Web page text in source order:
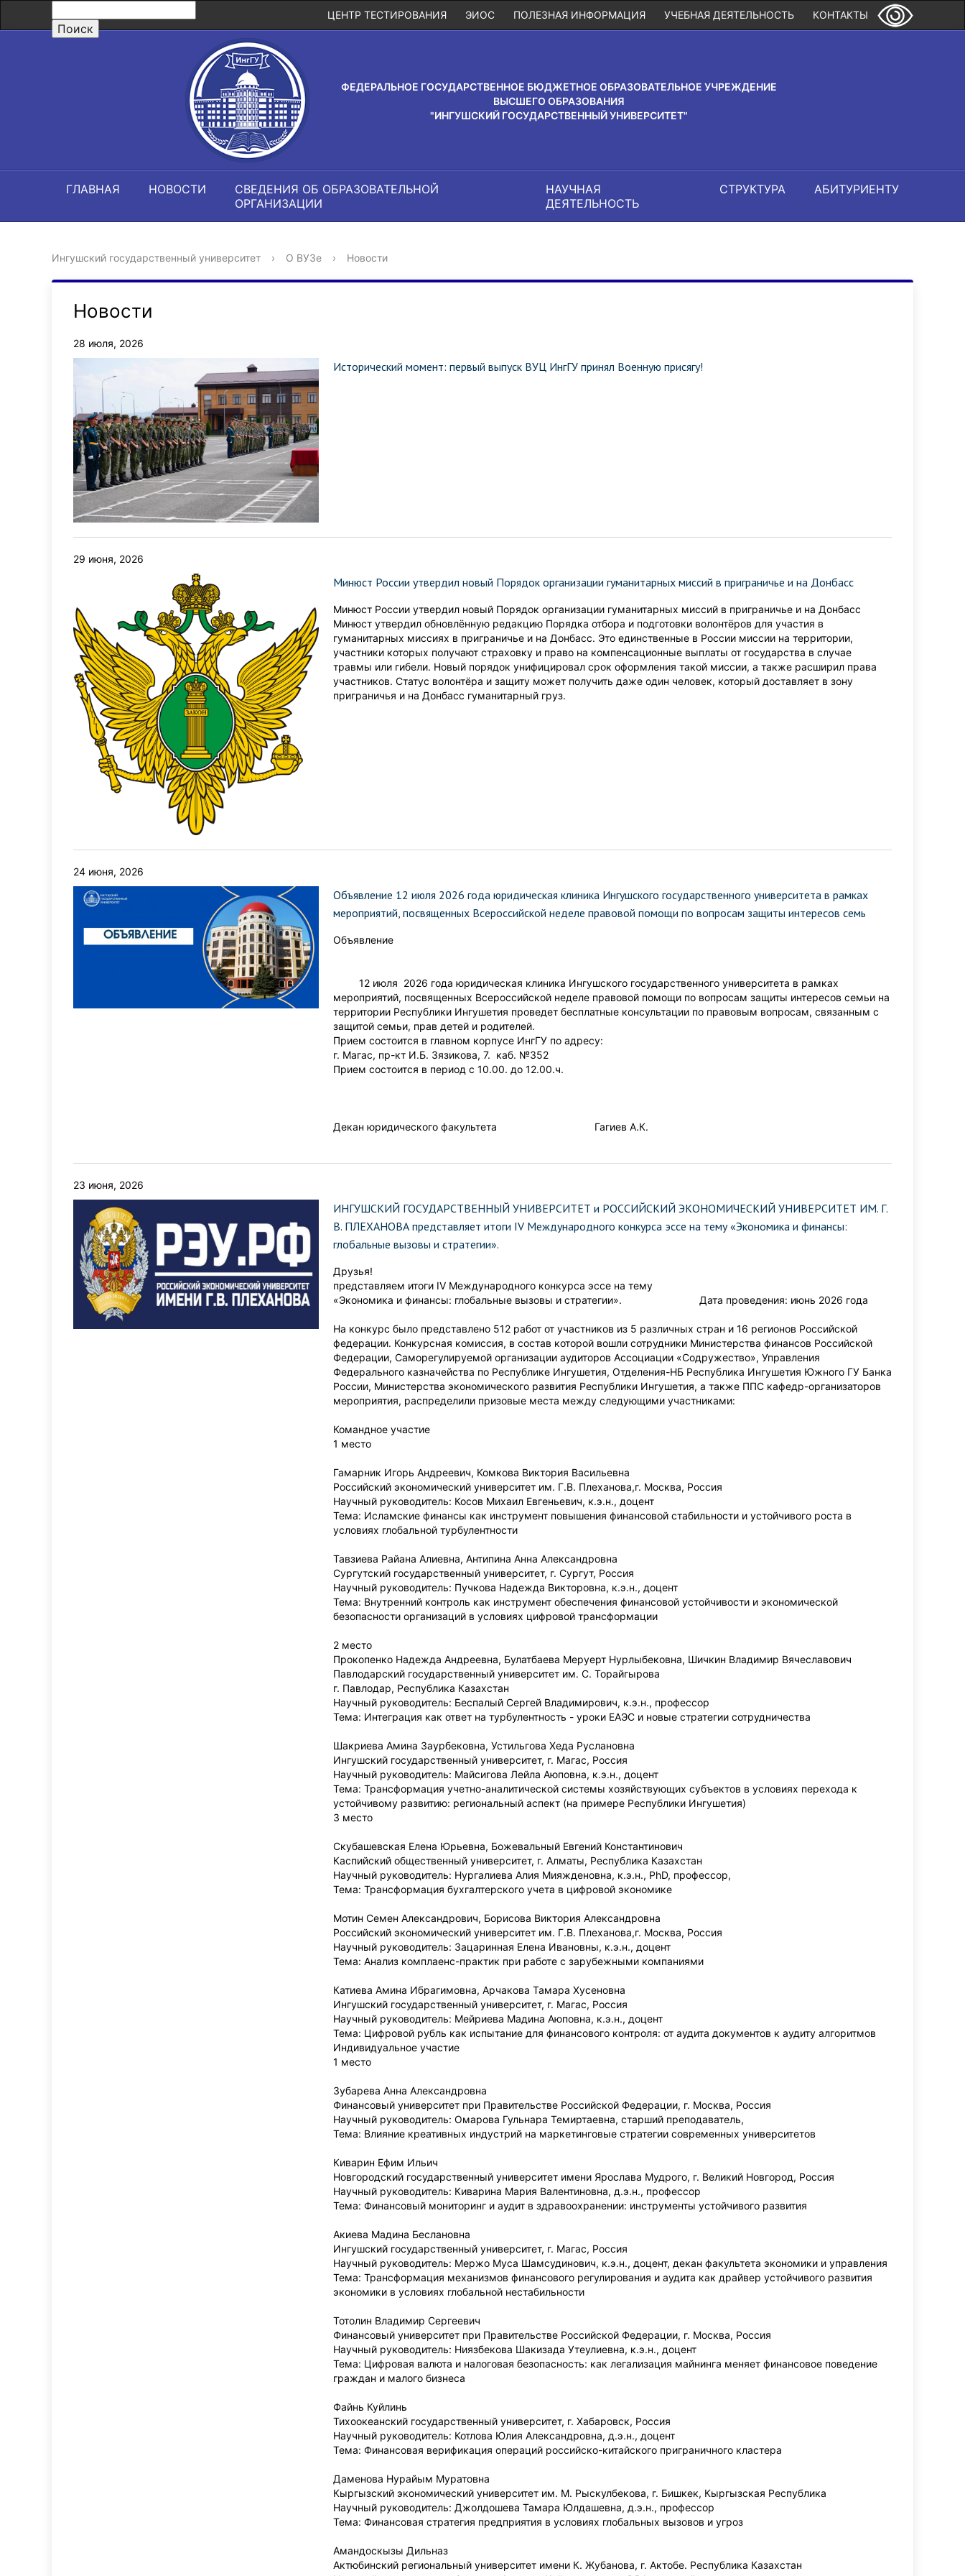
КОНТАКТЫ
УЧЕБНАЯ ДЕЯТЕЛЬНОСТЬ
ПОЛЕЗНАЯ ИНФОРМАЦИЯ
ЭИОС
ЦЕНТР ТЕСТИРОВАНИЯ
ФЕДЕРАЛЬНОЕ ГОСУДАРСТВЕННОЕ БЮДЖЕТНОЕ ОБРАЗОВАТЕЛЬНОЕ УЧРЕЖДЕНИЕ
ВЫСШЕГО ОБРАЗОВАНИЯ
"ИНГУШСКИЙ ГОСУДАРСТВЕННЫЙ УНИВЕРСИТЕТ"
ГЛАВНАЯ НОВОСТИ
СВЕДЕНИЯ ОБ ОБРАЗОВАТЕЛЬНОЙ
ОРГАНИЗАЦИИ
НАУЧНАЯ
ДЕЯТЕЛЬНОСТЬ
СТРУКТУРА АБИТУРИЕНТУ
Ингушский государственный университет › О ВУЗе › Новости
Новости
28 июля, 2026
Исторический момент: первый выпуск ВУЦ ИнгГУ принял Военную присягу!
29 июня, 2026
Минюст России утвердил новый Порядок организации гуманитарных миссий в приграничье и на Донбасс
Минюст России утвердил новый Порядок организации гуманитарных миссий в приграничье и на Донбасс
Минюст утвердил обновлённую редакцию Порядка отбора и подготовки волонтёров для участия в
гуманитарных миссиях в приграничье и на Донбасс. Это единственные в России миссии на территории,
участники которых получают страховку и право на компенсационные выплаты от государства в случае
травмы или гибели. Новый порядок унифицировал срок оформления такой миссии, а также расширил права
участников. Статус волонтёра и защиту может получить даже один человек, который доставляет в зону
приграничья и на Донбасс гуманитарный груз.
24 июня, 2026
Объявление 12 июля 2026 года юридическая клиника Ингушского государственного университета в рамках
мероприятий, посвященных Всероссийской неделе правовой помощи по вопросам защиты интересов семь
Объявление
12 июля 2026 года юридическая клиника Ингушского государственного университета в рамках
мероприятий, посвященных Всероссийской неделе правовой помощи по вопросам защиты интересов семьи на
территории Республики Ингушетия проведет бесплатные консультации по правовым вопросам, связанным с
защитой семьи, прав детей и родителей.
Прием состоится в главном корпусе ИнгГУ по адресу:
г. Магас, пр-кт И.Б. Зязикова, 7. каб. №352
Прием состоится в период с 10.00. до 12.00.ч.
Декан юридического факультета Гагиев А.К.
23 июня, 2026
ИНГУШСКИЙ ГОСУДАРСТВЕННЫЙ УНИВЕРСИТЕТ и РОССИЙСКИЙ ЭКОНОМИЧЕСКИЙ УНИВЕРСИТЕТ ИМ. Г.
В. ПЛЕХАНОВА представляет итоги IV Международного конкурса эссе на тему «Экономика и финансы:
глобальные вызовы и стратегии».
Друзья!
представляем итоги IV Международного конкурса эссе на тему
«Экономика и финансы: глобальные вызовы и стратегии». Дата проведения: июнь 2026 года
На конкурс было представлено 512 работ от участников из 5 различных стран и 16 регионов Российской
федерации. Конкурсная комиссия, в состав которой вошли сотрудники Министерства финансов Российской
Федерации, Саморегулируемой организации аудиторов Ассоциации «Содружество», Управления
Федерального казначейства по Республике Ингушетия, Отделения-НБ Республика Ингушетия Южного ГУ Банка
России, Министерства экономического развития Республики Ингушетия, а также ППС кафедр-организаторов
мероприятия, распределили призовые места между следующими участниками:
Командное участие
1 место
Гамарник Игорь Андреевич, Комкова Виктория Васильевна
Российский экономический университет им. Г.В. Плеханова,г. Москва, Россия
Научный руководитель: Косов Михаил Евгеньевич, к.э.н., доцент
Тема: Исламские финансы как инструмент повышения финансовой стабильности и устойчивого роста в
условиях глобальной турбулентности
Тавзиева Райана Алиевна, Антипина Анна Александровна
Сургутский государственный университет, г. Сургут, Россия
Научный руководитель: Пучкова Надежда Викторовна, к.э.н., доцент
Тема: Внутренний контроль как инструмент обеспечения финансовой устойчивости и экономической
безопасности организаций в условиях цифровой трансформации
2 место
Прокопенко Надежда Андреевна, Булатбаева Меруерт Нурлыбековна, Шичкин Владимир Вячеславович
Павлодарский государственный университет им. С. Торайгырова
г. Павлодар, Республика Казахстан
Научный руководитель: Беспалый Сергей Владимирович, к.э.н., профессор
Тема: Интеграция как ответ на турбулентность - уроки ЕАЭС и новые стратегии сотрудничества
Шакриева Амина Заурбековна, Устильгова Хеда Руслановна
Ингушский государственный университет, г. Магас, Россия
Научный руководитель: Майсигова Лейла Аюповна, к.э.н., доцент
Тема: Трансформация учетно-аналитической системы хозяйствующих субъектов в условиях перехода к
устойчивому развитию: региональный аспект (на примере Республики Ингушетия)
3 место
Скубашевская Елена Юрьевна, Божевальный Евгений Константинович
Каспийский общественный университет, г. Алматы, Республика Казахстан
Научный руководитель: Нургалиева Алия Мияжденовна, к.э.н., PhD, профессор,
Тема: Трансформация бухгалтерского учета в цифровой экономике
Мотин Семен Александрович, Борисова Виктория Александровна
Российский экономический университет им. Г.В. Плеханова,г. Москва, Россия
Научный руководитель: Зацаринная Елена Ивановны, к.э.н., доцент
Тема: Анализ комплаенс-практик при работе с зарубежными компаниями
Катиева Амина Ибрагимовна, Арчакова Тамара Хусеновна
Ингушский государственный университет, г. Магас, Россия
Научный руководитель: Мейриева Мадина Аюповна, к.э.н., доцент
Тема: Цифровой рубль как испытание для финансового контроля: от аудита документов к аудиту алгоритмов
Индивидуальное участие
1 место
Зубарева Анна Александровна
Финансовый университет при Правительстве Российской Федерации, г. Москва, Россия
Научный руководитель: Омарова Гульнара Темиртаевна, старший преподаватель,
Тема: Влияние креативных индустрий на маркетинговые стратегии современных университетов
Киварин Ефим Ильич
Новгородский государственный университет имени Ярослава Мудрого, г. Великий Новгород, Россия
Научный руководитель: Киварина Мария Валентиновна, д.э.н., профессор
Тема: Финансовый мониторинг и аудит в здравоохранении: инструменты устойчивого развития
Акиева Мадина Беслановна
Ингушский государственный университет, г. Магас, Россия
Научный руководитель: Мержо Муса Шамсудинович, к.э.н., доцент, декан факультета экономики и управления
Тема: Трансформация механизмов финансового регулирования и аудита как драйвер устойчивого развития
экономики в условиях глобальной нестабильности
Тотолин Владимир Сергеевич
Финансовый университет при Правительстве Российской Федерации, г. Москва, Россия
Научный руководитель: Ниязбекова Шакизада Утеулиевна, к.э.н., доцент
Тема: Цифровая валюта и налоговая безопасность: как легализация майнинга меняет финансовое поведение
граждан и малого бизнеса
Файнь Куйлинь
Тихоокеанский государственный университет, г. Хабаровск, Россия
Научный руководитель: Котлова Юлия Александровна, д.э.н., доцент
Тема: Финансовая верификация операций российско-китайского приграничного кластера
Даменова Нурайым Муратовна
Кыргызский экономический университет им. М. Рыскулбекова, г. Бишкек, Кыргызская Республика
Научный руководитель: Джолдошева Тамара Юлдашевна, д.э.н., профессор
Тема: Финансовая стратегия предприятия в условиях глобальных вызовов и угроз
Амандоскызы Дильназ
Актюбинский региональный университет имени К. Жубанова, г. Актобе. Республика Казахстан